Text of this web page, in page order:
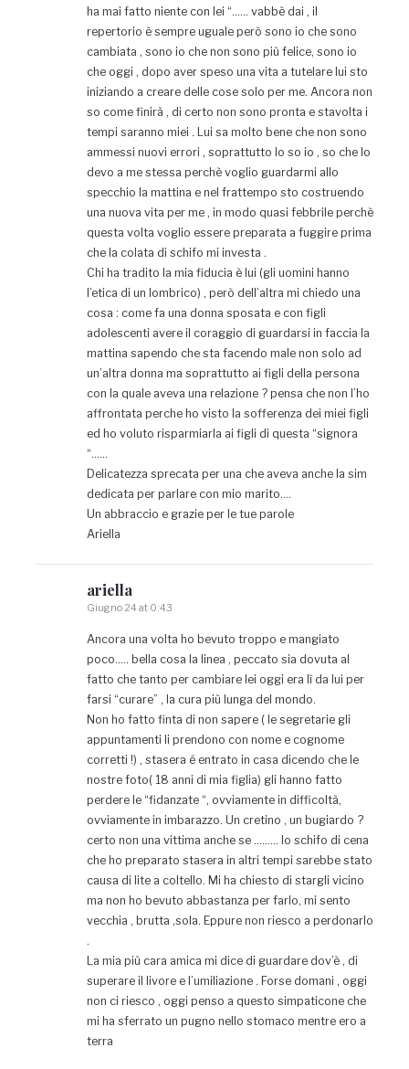
ha mai fatto niente con lei “…… vabbè dai , il
repertorio è sempre uguale però sono io che sono
cambiata , sono io che non sono più felice, sono io
che oggi , dopo aver speso una vita a tutelare lui sto
iniziando a creare delle cose solo per me. Ancora non
so come finirà , di certo non sono pronta e stavolta i
tempi saranno miei . Lui sa molto bene che non sono
ammessi nuovi errori , soprattutto lo so io , so che lo
devo a me stessa perchè voglio guardarmi allo
specchio la mattina e nel frattempo sto costruendo
una nuova vita per me , in modo quasi febbrile perchè
questa volta voglio essere preparata a fuggire prima
che la colata di schifo mi investa .
Chi ha tradito la mia fiducia è lui (gli uomini hanno
l’etica di un lombrico) , però dell’altra mi chiedo una
cosa : come fa una donna sposata e con figli
adolescenti avere il coraggio di guardarsi in faccia la
mattina sapendo che sta facendo male non solo ad
un’altra donna ma soprattutto ai figli della persona
con la quale aveva una relazione ? pensa che non l’ho
affrontata perche ho visto la sofferenza dei miei figli
ed ho voluto risparmiarla ai figli di questa “signora
“……
Delicatezza sprecata per una che aveva anche la sim
dedicata per parlare con mio marito….
Un abbraccio e grazie per le tue parole
Ariella
ariella
Giugno 24 at 0:43
Ancora una volta ho bevuto troppo e mangiato
poco….. bella cosa la linea , peccato sia dovuta al
fatto che tanto per cambiare lei oggi era lì da lui per
farsi “curare” , la cura più lunga del mondo.
Non ho fatto finta di non sapere ( le segretarie gli
appuntamenti li prendono con nome e cognome
corretti !) , stasera é entrato in casa dicendo che le
nostre foto( 18 anni di mia figlia) gli hanno fatto
perdere le “fidanzate “, ovviamente in difficoltà,
ovviamente in imbarazzo. Un cretino , un bugiardo ?
certo non una vittima anche se ……… lo schifo di cena
che ho preparato stasera in altri tempi sarebbe stato
causa di lite a coltello. Mi ha chiesto di stargli vicino
ma non ho bevuto abbastanza per farlo, mi sento
vecchia , brutta ,sola. Eppure non riesco a perdonarlo
.
La mia più cara amica mi dice di guardare dov’è , di
superare il livore e l’umiliazione . Forse domani , oggi
non ci riesco , oggi penso a questo simpaticone che
mi ha sferrato un pugno nello stomaco mentre ero a
terra